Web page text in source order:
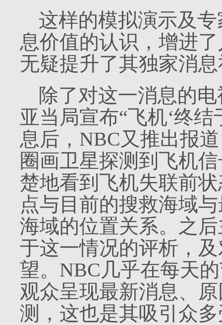
这样的模拟演示及
息价值的认识，增进
无疑提升了其独家消
除了对这一消息的
亚当局宣布“飞机‘终
息后， NBC又推出报
圈画卫星探测到飞机
楚地看到飞机失联前
点与目前的搜救海域
海域的位置关系。之
于这一情况的评析，
望。 NBC几乎在每天
观众呈现最新消息、
测，这也是其吸引众